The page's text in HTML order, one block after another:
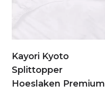
Kayori Kyoto
Splittopper
Hoeslaken Premium